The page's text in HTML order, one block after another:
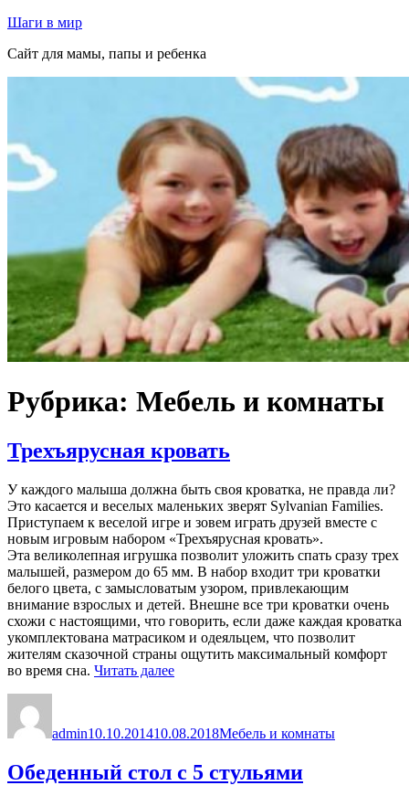
Перейти
содержимому
Шаги в мир
Сайт для мамы, папы и ребенка
Рубрика: Мебель и комнаты
Трехъярусная кровать
У каждого малыша должна быть своя кроватка, не правда ли?
Это касается и веселых маленьких зверят Sylvanian Families.
Приступаем к веселой игре и зовем играть друзей вместе с
новым игровым набором «Трехъярусная кровать».
Эта великолепная игрушка позволит уложить спать сразу трех
малышей, размером до 65 мм. В набор входит три кроватки
белого цвета, с замысловатым узором, привлекающим
внимание взрослых и детей. Внешне все три кроватки очень
схожи с настоящими, что говорить, если даже каждая кроватка
укомплектована матрасиком и одеяльцем, что позволит
жителям сказочной страны ощутить максимальный комфорт
во время сна. Читать далее«Трехъярусная
admin10.10.201410.08.2018Мебель и комнаты
Обеденный стол с 5 стульями